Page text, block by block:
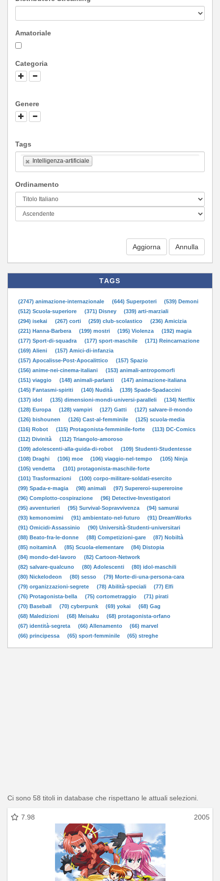
Amatoriale
Categoria
Genere
Tags
Intelligenza-artificiale
Ordinamento
Aggiorna
TAGS
(2747) animazione-internazionale (644) Superpoteri
(539) Demoni
(512) Scuola-superiore
(371) Disney
(339) arti-marziali
(294) isekai
(267) corti (259) club-scolastico
(236) Amicizia
(221) Hanna-Barbera
(199) mostri (195) Violenza
(192) magia
(177) Sport-di-squadra
(177) sport-maschile
(171) Reincarnazione
(169) Alieni
(157) Amici-di-infanzia
(157) Apocalisse-Post-Apocalittico
(157) Spazio
(156) anime-nei-cinema-italiani
(153) animali-antropomorfi
(151) viaggio
(148) animali-parlanti
(147) animazione-italiana
(145) Fantasmi-spiriti
(140) Nudità
(139) Spade-Spadaccini
(137) idol
(135) dimensioni-mondi-universi-paralleli
(134) Netflix
(128) Europa
(128) vampiri (127) Gatti
(127) salvare-il-mondo
(126) bishounen
(126) Cast-al-femminile
(125) scuola-media
(116) Robot
(115) Protagonista-femminile-forte
(113) DC-Comics
(112) Divinità
(112) Triangolo-amoroso
(109) adolescenti-alla-guida-di-robot
(109) Studenti-Studentesse
(108) Draghi
(106) moe (106) viaggio-nel-tempo
(105) Ninja
(105) vendetta
(101) protagonista-maschile-forte
(101) Trasformazioni
(100) corpo-militare-soldati-esercito
(99) Spada-e-magia
(98) animali
(97) Supereroi-supereroine
(96) Complotto-cospirazione
(96) Detective-Investigatori
(95) avventurieri
(95) Survival-Sopravvivenza
(94) samurai
(93) kemonomimi
(91) ambientato-nel-futuro
(91) DreamWorks
(91) Omicidi-Assassinio
(90) Università-Studenti-universitari
(88) Beato-fra-le-donne
(88) Competizioni-gare
(87) Nobiltà
(85) noitaminA
(85) Scuola-elementare
(84) Distopia
(84) mondo-del-lavoro
(82) Cartoon-Network
(82) salvare-qualcuno
(80) Adolescenti
(80) idol-maschili
(80) Nickelodeon
(80) sesso
(79) Morte-di-una-persona-cara
(79) organizzazioni-segrete
(78) Abilità-speciali
(77) Elfi
(76) Protagonista-bella
(75) cortometraggio
(71) pirati
(70) Baseball
(70) cyberpunk (69) yokai
(68) Gag
(68) Maledizioni
(68) Meisaku
(68) protagonista-orfano
(67) identità-segreta
(66) Allenamento
(66) marvel
(66) principessa
(65) sport-femminile (65) streghe
Ci sono 58 titoli in database che rispettano le attuali selezioni.
7.98 2005